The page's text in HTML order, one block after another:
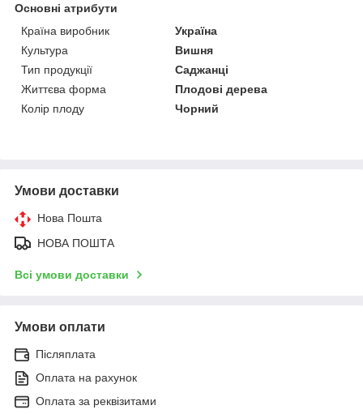
Основні атрибути
Країна виробник
Україна
Культура
Вишня
Тип продукції
Саджанці
Життєва форма
Плодові дерева
Колір плоду
Чорний
Умови доставки
Нова Пошта
НОВА ПОШТА
Всі умови доставки
Умови оплати
Післяплата
Оплата на рахунок
Оплата за реквізитами